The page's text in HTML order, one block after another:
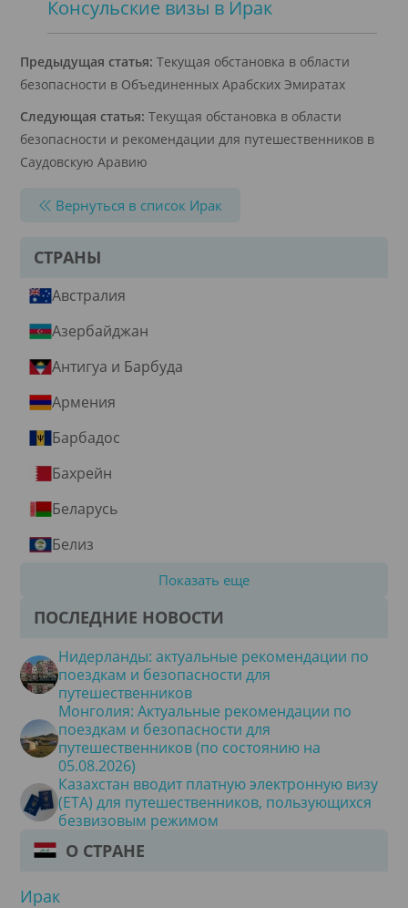
Консульские визы в Ирак
Предыдущая статья: Текущая обстановка в области
безопасности в Объединенных Арабских Эмиратах
Следующая статья: Текущая обстановка в области
безопасности и рекомендации для путешественников в
Саудовскую Аравию
Вернуться в список Ирак
СТРАНЫ
Австралия
Азербайджан
Антигуа и Барбуда
Армения
Барбадос
Бахрейн
Беларусь
Белиз
Показать еще
ПОСЛЕДНИЕ НОВОСТИ
Нидерланды: актуальные рекомендации по
поездкам и безопасности для
путешественников
Монголия: Актуальные рекомендации по
поездкам и безопасности для
путешественников (по состоянию на
05.08.2026)
Казахстан вводит платную электронную визу
(ETA) для путешественников, пользующихся
безвизовым режимом
О СТРАНЕ
Ирак